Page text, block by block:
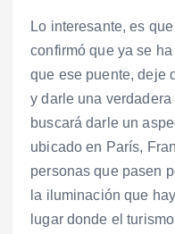
Lo interesante, es
confirmó que ya se
que ese puente, deje
y darle una
buscará darle un
ubicado en París,
personas que pasen
la iluminación que
lugar donde el